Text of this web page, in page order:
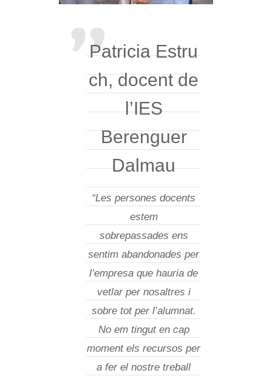
Patricia Estru
ch, docent de
l’IES
Berenguer
Dalmau
“Les persones docents
estem
sobrepassades ens
sentim abandonades per
l’empresa que hauria de
vetlar per nosaltres i
sobre tot per l’alumnat.
No em tingut en cap
moment els recursos per
a fer el nostre treball